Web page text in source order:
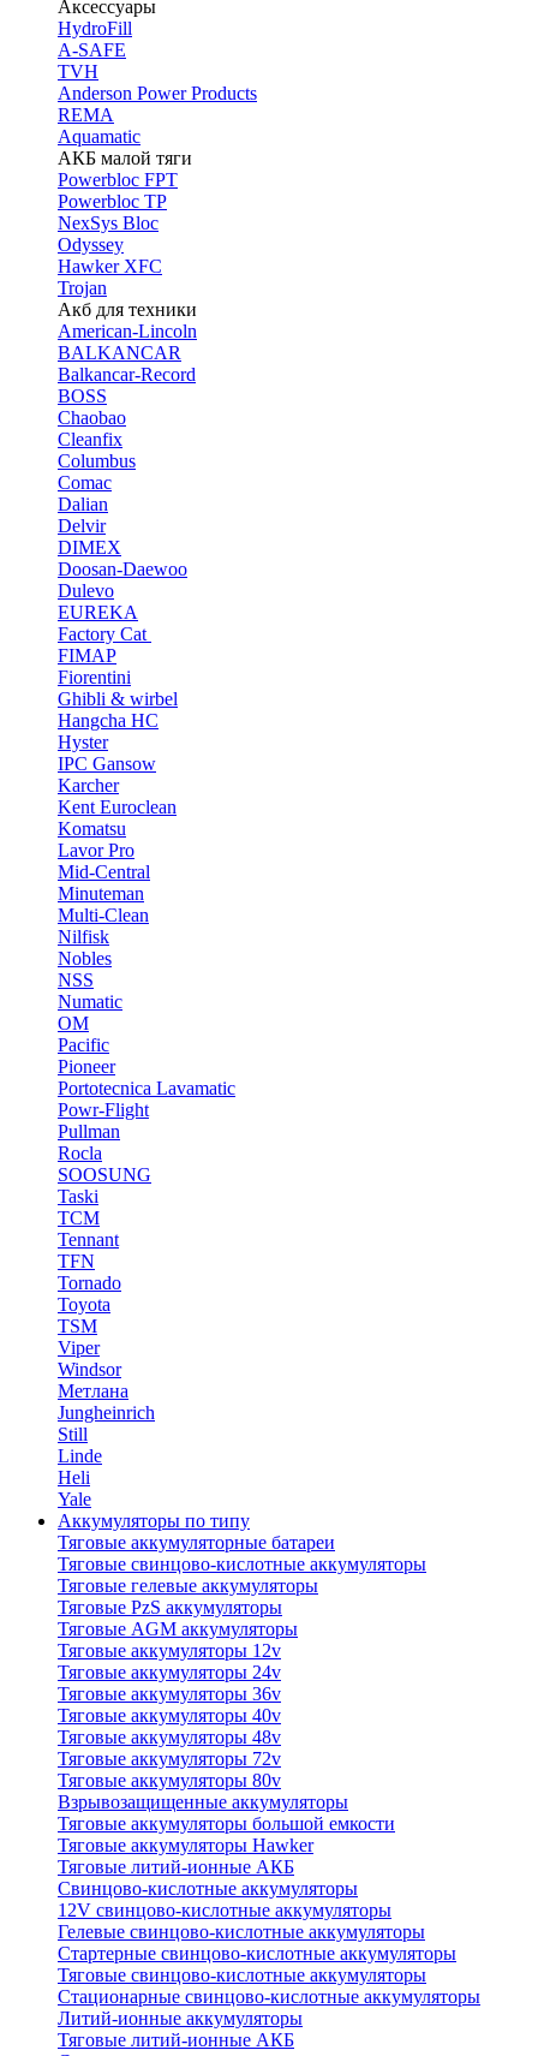
Аксессуары
HydroFill
A-SAFE
TVH
Anderson Power Products
REMA
Aquamatic
АКБ малой тяги
Powerbloc FPT
Powerbloc TP
NexSys Bloc
Odyssey
Hawker XFC
Trojan
Акб для техники
American-Lincoln
BALKANCAR
Balkancar-Record
BOSS
Chaobao
Cleanfix
Columbus
Comac
Dalian
Delvir
DIMEX
Doosan-Daewoo
Dulevo
EUREKA
Factory Cat
FIMAP
Fiorentini
Ghibli & wirbel
Hangcha HC
Hyster
IPC Gansow
Karcher
Kent Euroclean
Komatsu
Lavor Pro
Mid-Central
Minuteman
Multi-Clean
Nilfisk
Nobles
NSS
Numatic
OM
Pacific
Pioneer
Portotecnica Lavamatic
Powr-Flight
Pullman
Rocla
SOOSUNG
Taski
TCM
Tennant
TFN
Tornado
Toyota
TSM
Viper
Windsor
Метлана
Jungheinrich
Still
Linde
Heli
Yale
Аккумуляторы по типу
Тяговые аккумуляторные батареи
Тяговые свинцово-кислотные аккумуляторы
Тяговые гелевые аккумуляторы
Тяговые PzS аккумуляторы
Тяговые AGM аккумуляторы
Тяговые аккумуляторы 12v
Тяговые аккумуляторы 24v
Тяговые аккумуляторы 36v
Тяговые аккумуляторы 40v
Тяговые аккумуляторы 48v
Тяговые аккумуляторы 72v
Тяговые аккумуляторы 80v
Взрывозащищенные аккумуляторы
Тяговые аккумуляторы большой емкости
Тяговые аккумуляторы Hawker
Тяговые литий-ионные АКБ
Свинцово-кислотные аккумуляторы
12V свинцово-кислотные аккумуляторы
Гелевые свинцово-кислотные аккумуляторы
Стартерные свинцово-кислотные аккумуляторы
Тяговые свинцово-кислотные аккумуляторы
Стационарные свинцово-кислотные аккумуляторы
Литий-ионные аккумуляторы
Тяговые литий-ионные АКБ